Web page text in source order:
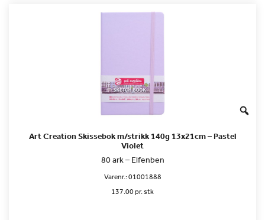
Art Creation Skissebok m/strikk 140g 13x21cm – Pastel
Violet
80 ark – Elfenben
Varenr.:01001888
137.00 pr. stk